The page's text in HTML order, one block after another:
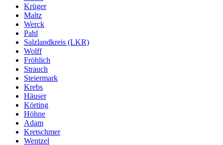
Krüger
Maltz
Werck
Pahl
Salzlandkreis (LKR)
Wolff
Fröhlich
Strauch
Steiermark
Krebs
Häuser
Körting
Höhne
Adam
Kretschmer
Wentzel